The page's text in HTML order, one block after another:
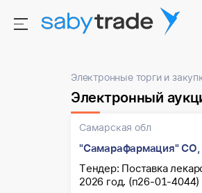
Электронные торги и
Электронный
Самарская обл
"Самарафармация" СО,
Тендер: Поставка
2026 год. (п26-01-4044)